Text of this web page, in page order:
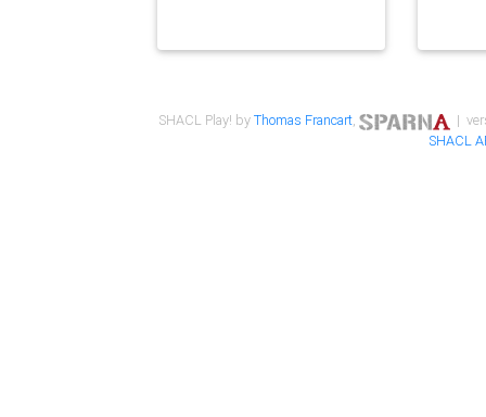
SHACL Play! byThomas Francart,
|
SHACL